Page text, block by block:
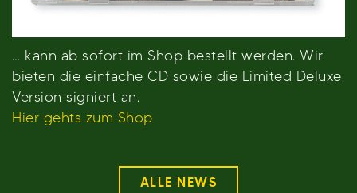
… kann ab sofort im Shop bestellt werden. Wir
bieten die einfache CD sowie die Limited Deluxe
Version signiert an.
Hier gehts zum Shop
ALLE NEWS